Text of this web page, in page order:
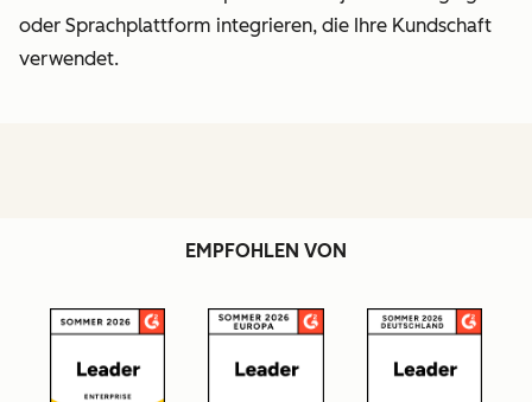
oder Sprachplattform integrieren, die Ihre Kundschaft
verwendet.
EMPFOHLEN VON